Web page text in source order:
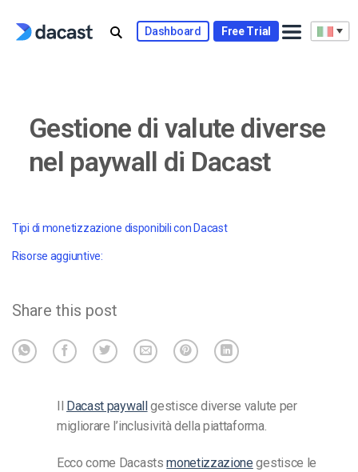
Dashboard Free Trial
Gestione di valute diverse
nel paywall di Dacast
Tipi di monetizzazione disponibili con Dacast
Risorse aggiuntive:
Share this post
Dacast paywall gestisce diverse valute per
migliorare l’inclusività della piattaforma.
Ecco come Dacastsmonetizzazione gestisce le